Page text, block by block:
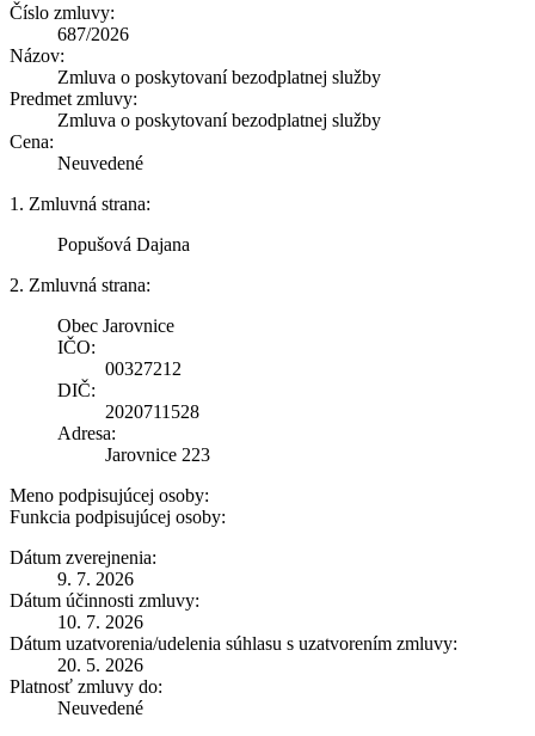
Číslo zmluvy:
687/2026
Názov:
Zmluva o poskytovaní bezodplatnej služby
Predmet zmluvy:
Zmluva o poskytovaní bezodplatnej služby
Cena:
Neuvedené
1. Zmluvná strana:
Popušová Dajana
2. Zmluvná strana:
Obec Jarovnice
IČO:
00327212
DIČ:
2020711528
Adresa:
Jarovnice 223
Meno podpisujúcej osoby:
Funkcia podpisujúcej osoby:
Dátum zverejnenia:
9. 7. 2026
Dátum účinnosti zmluvy:
10. 7. 2026
Dátum uzatvorenia/udelenia súhlasu s uzatvorením zmluvy:
20. 5. 2026
Platnosť zmluvy do:
Neuvedené